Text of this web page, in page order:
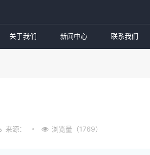
关于我们 新闻中心 联系我们
来源： 浏览量（1769）